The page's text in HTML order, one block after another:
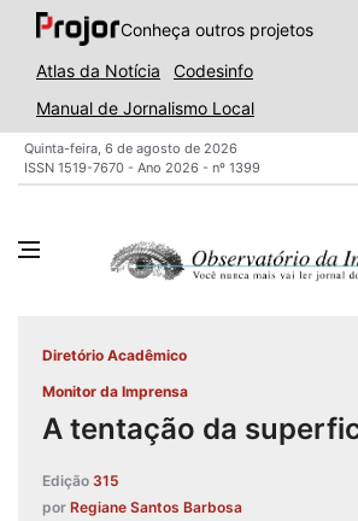
Conheça outros projetos
Atlas da Notícia
Codesinfo
Manual de Jornalismo Local
Quinta-feira, 6 de agosto de 2026
ISSN 1519-7670 - Ano 2026 - nº 1399
Diretório Acadêmico
Monitor da Imprensa
A tentação da
Edição 315
por Regiane Santos Barbosa